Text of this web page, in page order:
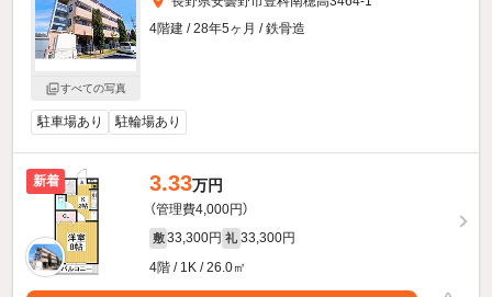
すべての写真
4階建 / 28年5ヶ月 / 鉄骨造
駐車場あり 駐輪場あり
新着 3.33万円
（管理費4,000円）
敷 33,300円 礼 33,300円
4階 / 1K / 26.0㎡